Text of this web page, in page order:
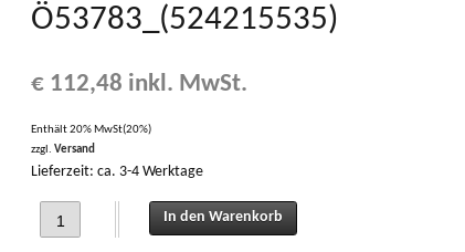
Ö53783_(524215535)
€112,48 inkl. MwSt.
Enthält 20% MwSt(20%)
zzgl. Versand
Lieferzeit: ca. 3-4 Werktage
RADBREMSZYLINDER ZU STEYR, LINDNER 133700340034,
In den Warenkorb